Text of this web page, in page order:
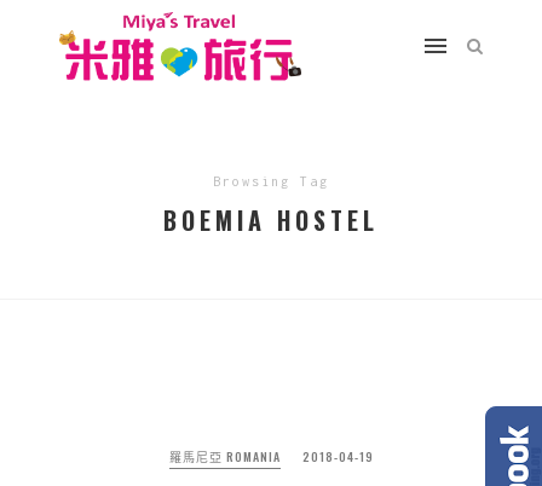
Browsing Tag
BOEMIA HOSTEL
羅馬尼亞 ROMANIA 2018-04-19